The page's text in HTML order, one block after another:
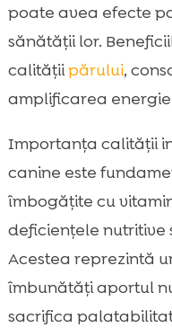
poate avea efecte
sănătății lor.
calitățiipărului,
amplificarea
Importanța calității
canine este
îmbogățite cu
deficiențele nutritive
Acestea reprezintă
îmbunătăți aportul
sacrifica